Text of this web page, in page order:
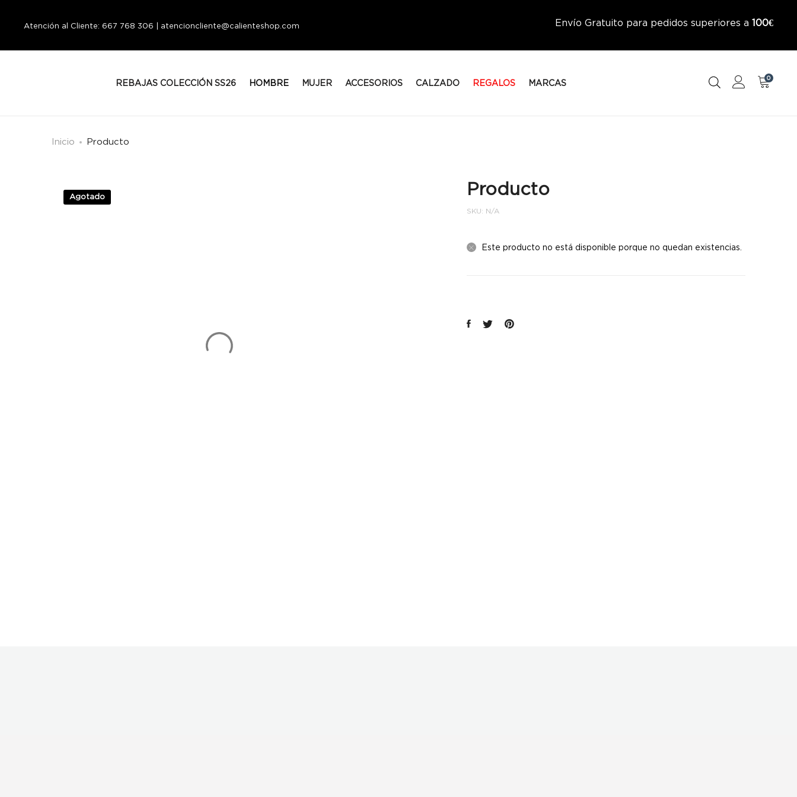
Atención al Cliente: 667 768 306 | atencioncliente@calienteshop.com Envío Gratuito para pedidos superiores a 100€
REBAJAS COLECCIÓN SS26 HOMBRE MUJER ACCESORIOS CALZADO REGALOS MARCAS
0
Inicio Producto
Agotado Producto
SKU: N/A
Este producto no está disponible porque no quedan existencias.